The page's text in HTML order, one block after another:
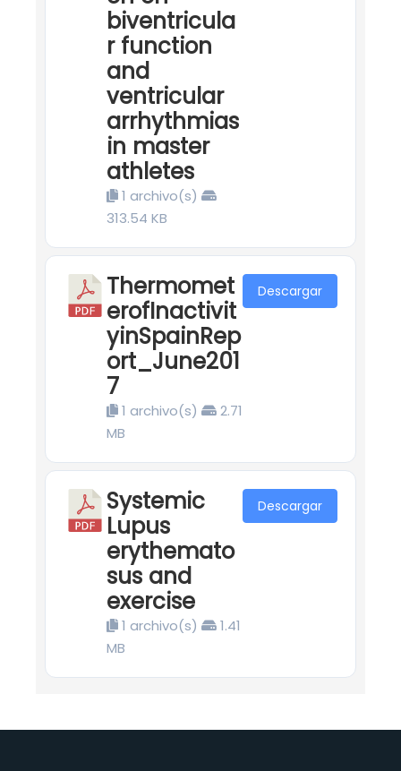
biventricula
r function
and
ventricular
arrhythmias
in master
athletes
1 archivo(s)
313.54 KB
Thermomet
erofInactivit
yinSpainRep
ort_June201
7
1 archivo(s)
2.71
MB
Descargar
Systemic
Lupus
erythemato
sus and
exercise
1 archivo(s)
1.41
MB
Descargar